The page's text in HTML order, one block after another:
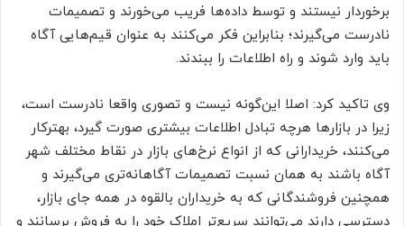
برخوردار نیستند و توسط داده‌ها فریب می‌خورند و تصمیمات
نادرست می‌گیرند؛ بنابراین فکر می‌کنند به عنوان قیم‌هایی آگاه
باید وارد شوند و راه اطلاعات را ببندند.
وی تاکید کرد: اصلا این‌گونه نیست و تصوری واقعا نادرست است،
زیرا در بازار‌ها هرچه تبادل اطلاعات بیشتری صورت گیرد، بهترکار
می‌کنند، خریدارانی که از انواع نرخ‌های بازار در نقاط مختلف شهر
آگاه باشند به همان نسبت تصمیمات آگاهانه‌تری می‌گیرند و
همچنین فروشندگانی که به خریداران بالقوه در همه جای بازار،
دسترسی دارند می‌توانند سریع‌تر املاک خود را به فروش برسانند و